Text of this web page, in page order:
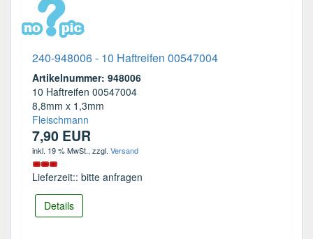
240-948006 - 10 Haftreifen 00547004
Artikelnummer: 948006
10 Haftreifen 00547004
8,8mm x 1,3mm
Fleischmann
7,90 EUR
inkl. 19 % MwSt., zzgl. Versand
Lieferzeit:: bitte anfragen
Details